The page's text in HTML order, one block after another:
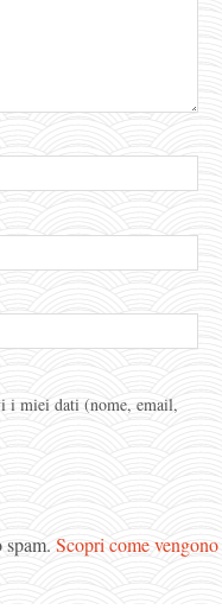
i miei dati (nome, email,
Scopri come vengono